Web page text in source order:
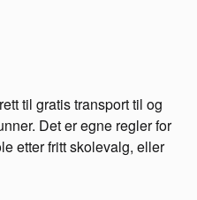
til gratis transport til og
Det er egne regler for
etter fritt skolevalg, eller